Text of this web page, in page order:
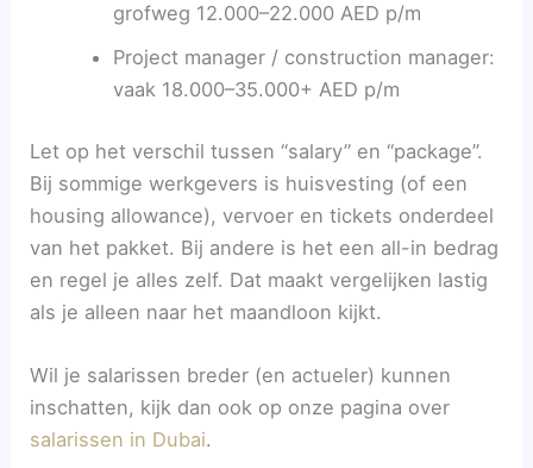
grofweg 12.000–22.000 AED p/m
Project manager / construction manager:
vaak 18.000–35.000+ AED p/m
Let op het verschil tussen “salary” en “package”.
Bij sommige werkgevers is huisvesting (of een
housing allowance), vervoer en tickets onderdeel
van het pakket. Bij andere is het een all-in bedrag
en regel je alles zelf. Dat maakt vergelijken lastig
als je alleen naar het maandloon kijkt.
Wil je salarissen breder (en actueler) kunnen
inschatten, kijk dan ook op onze pagina over
salarissen in Dubai.